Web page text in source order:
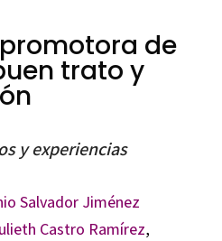
de
trato y
y experiencias
Salvador Jiménez
Castro Ramírez,